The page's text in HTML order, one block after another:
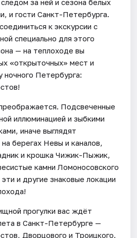
за ней и сезона белых
и гости Санкт-Петербурга.
к экскурсии с
специально для этого
— на теплоходе вы
«открыточных» мест и
ночного Петербурга:
Подсвеченные
иллюминацией и зыбкими
иначе выглядят
берегах Невы и каналов,
и крошка Чижик-Пыжик,
камни Ломоносовского
и другие знаковые локации
прогулки вас ждёт
в Санкт-Петербурге —
Дворцового и Троицкого.